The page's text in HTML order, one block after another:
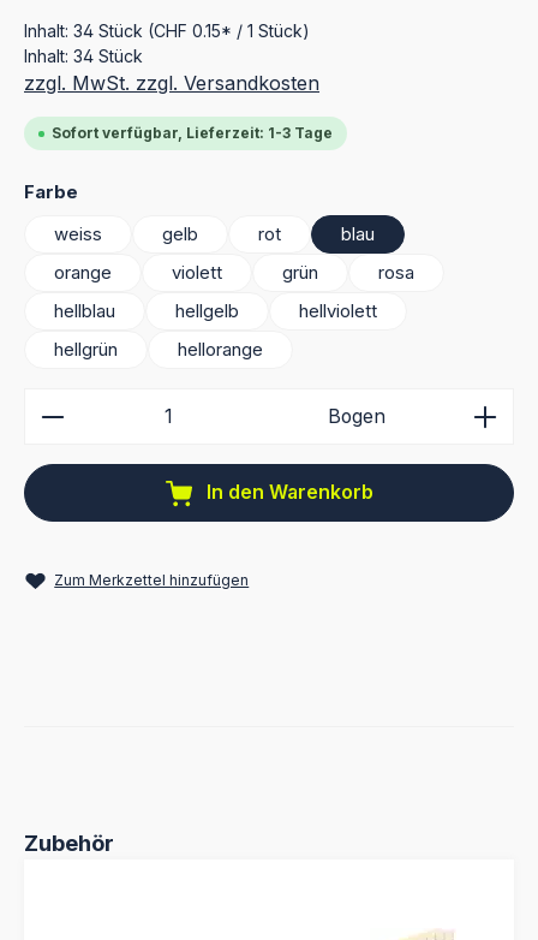
Inhalt: 34 Stück (CHF 0.15* / 1 Stück)
Inhalt: 34 Stück
zzgl. MwSt. zzgl. Versandkosten
Sofort verfügbar, Lieferzeit: 1-3 Tage
Farbe
weiss
gelb rot
blau
orange
violett grün
rosa
hellblau
hellgelb
hellviolett
hellgrün
hellorange
Produkt Anzahl: Gib den gewünschten Wert ein
Bogen
In den Warenkorb
Zum Merkzettel hinzufügen
Produktgalerie überspringen
Zubehör